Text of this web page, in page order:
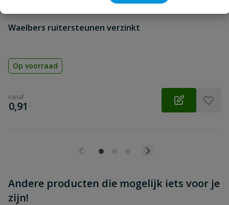
Waelbers ruitersteunen verzinkt
Op voorraad
vanaf
€
0,91
Andere producten die mogelijk iets voor je
zijn!